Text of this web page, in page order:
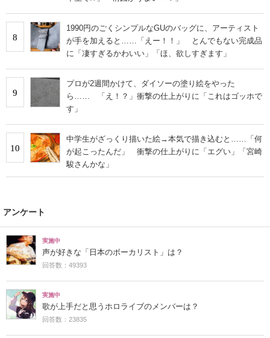
8
1990円のごくシンプルなGUのバッグに、アーティスト
が手を加えると……「えー！！」 とんでもない完成品
に「凄すぎるかわいい」「ほ、欲しすぎます」
9
プロが2週間かけて、ダイソーの塗り絵をやった
ら…… 「え！？」衝撃の仕上がりに「これはゴッホで
す」
10
中学生がざっくり描いた絵→本気で描き込むと……「何
が起こったんだ」 衝撃の仕上がりに「エグい」「宮崎
駿さんかな」
アンケート
実施中
声が好きな「日本のボーカリスト」は？
回答数：49393
実施中
歌が上手だと思うホロライブのメンバーは？
回答数：23835